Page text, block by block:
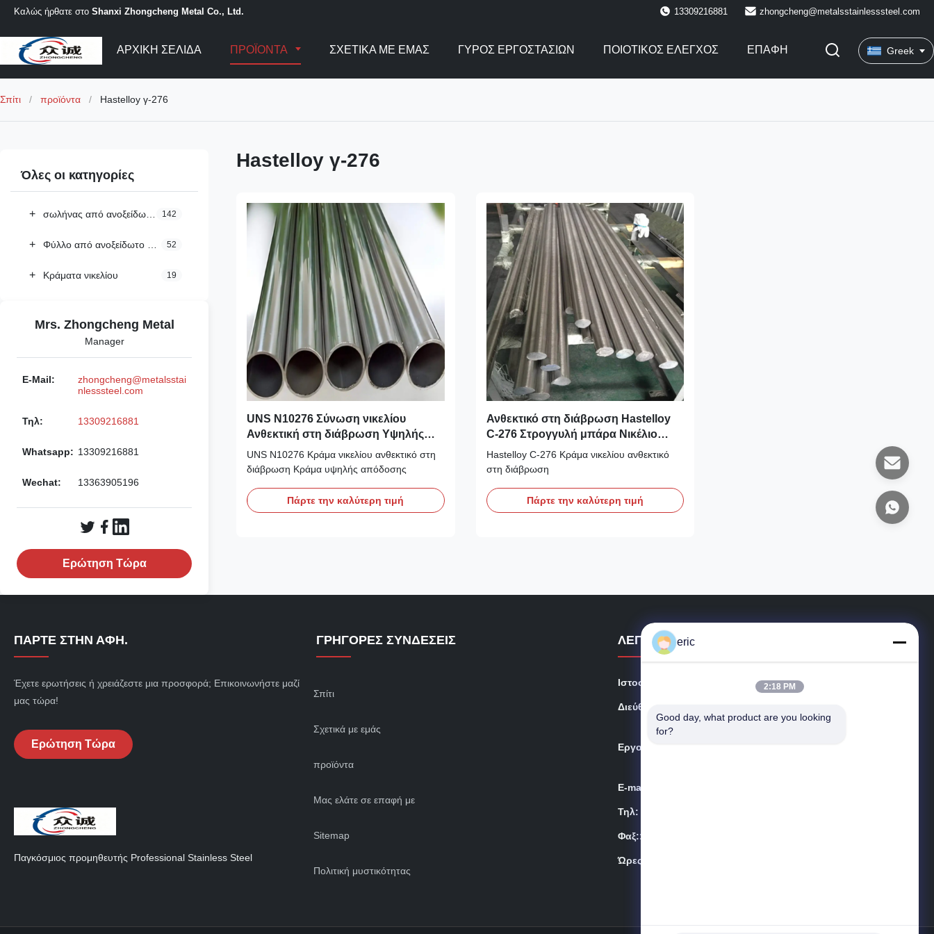
Καλώς ήρθατε στο Shanxi Zhongcheng Metal Co., Ltd. 13309216881 zhongcheng@metalsstainlesssteel.com
ΑΡΧΙΚΉ ΣΕΛΊΔΑ ΠΡΟΪΌΝΤΑ ΣΧΕΤΙΚΆ ΜΕ ΕΜΆΣ ΓΎΡΟΣ ΕΡΓΟΣΤΑΣΊΩΝ ΠΟΙΟΤΙΚΌΣ ΈΛΕΓΧΟΣ ΕΠΑΦΉ Greek
Σπίτι / προϊόντα / Hastelloy γ-276
Όλες οι κατηγορίες
+ 142
+ 52
+ Κράματα νικελίου 19
Mrs. Zhongcheng Metal
Manager
E-Mail:
zhongcheng@metalsstai
nlesssteel.com
Τηλ: 13309216881
Whatsapp: 13309216881
Wechat: 13363905196
Ερώτηση Τώρα
Hastelloy γ-276
UNS N10276 Σύνωση νικελίου
Ανθεκτική στη διάβρωση Υψηλής
απόδοσης
UNS N10276 Κράμα νικελίου ανθεκτικό στη
διάβρωση Κράμα υψηλής απόδοσης
Πάρτε την καλύτερη τιμή
Ανθεκτικό στη διάβρωση Hastelloy
C-276 Στρογγυλή μπάρα Νικέλιο
Χρωμίου Μολυβδαρίου
Hastelloy C-276 Κράμα νικελίου ανθεκτικό
στη διάβρωση
Πάρτε την καλύτερη τιμή
ΠΆΡΤΕ ΣΤΗΝ ΑΦΉ.
Έχετε ερωτήσεις ή χρειάζεστε μια προσφορά; Επικοινωνήστε μαζί
μας τώρα!
Ερώτηση Τώρα
Παγκόσμιος προμηθευτής Professional Stainless Steel
ΓΡΉΓΟΡΕΣ ΣΥΝΔΈΣΕΙΣ
Σπίτι
Σχετικά με εμάς
προϊόντα
Μας ελάτε σε επαφή με
Sitemap
Πολιτική μυστικότητας
ΛΕΠΤΟΜΕΡΕΙΕΣ ΕΠΑΦΩΝ
Ιστοσελίδα: metalsstainlesssteel.com
Διεύθυνση:
New City, Xi'an, επαρχία Shaanxi
Εργοστάσιο:
E-mail:
Τηλ:
Φαξ::
Ώρες:
eric
2:18 PM
Good day, what product are you looking
for?